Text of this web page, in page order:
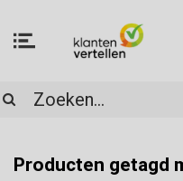
Producten getagd